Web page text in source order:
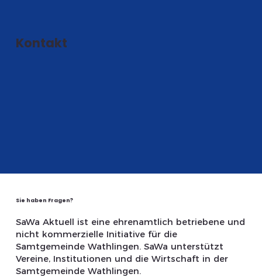
Kontakt
Sie haben Fragen?
SaWa Aktuell ist eine ehrenamtlich betriebene und
nicht kommerzielle Initiative für die
Samtgemeinde Wathlingen. SaWa unterstützt
Vereine, Institutionen und die Wirtschaft in der
Samtgemeinde Wathlingen.